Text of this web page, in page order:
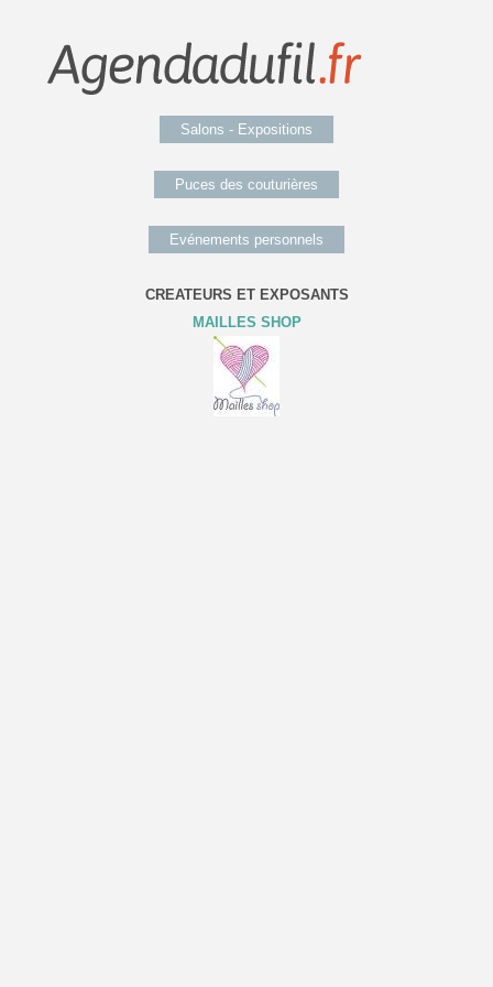
Salons - Expositions
Puces des couturières
Evénements personnels
CREATEURS ET EXPOSANTS
MAILLES SHOP